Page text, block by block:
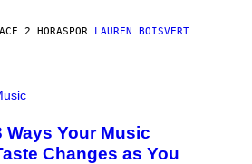
2 HORASPOR LAUREN BOISVERT
Ways Your Music
Changes as You